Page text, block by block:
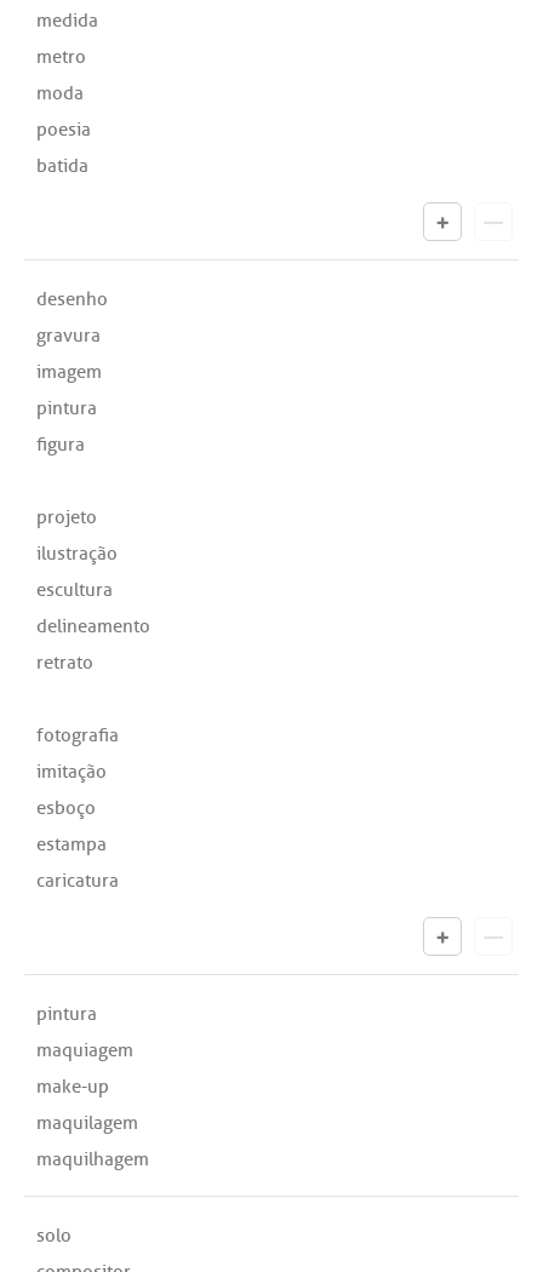
medida
metro
moda
poesia
batida
desenho
gravura
imagem
pintura
figura
projeto
ilustração
escultura
delineamento
retrato
fotografia
imitação
esboço
estampa
caricatura
pintura
maquiagem
make-up
maquilagem
maquilhagem
solo